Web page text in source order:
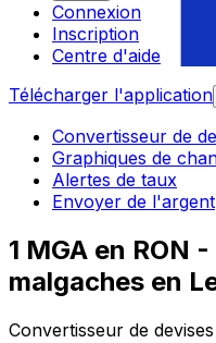
Connexion
Inscription
Centre d'aide
Télécharger l'application
Convertisseur de
Graphiques de
Alertes de taux
Envoyer de l'argent
1 MGA en RON
malgaches en
Convertisseur de